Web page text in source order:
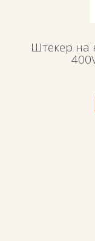
Штекер на